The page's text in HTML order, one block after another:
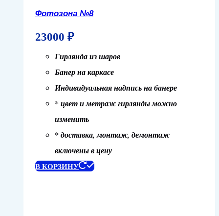
Фотозона №8
23000 ₽
Гирлянда из шаров
Банер на каркасе
Индивидуальная надпись на банере
* цвет и метраж гирлянды можно
изменить
* доставка, монтаж, демонтаж
включены в цену
В КОРЗИНУ